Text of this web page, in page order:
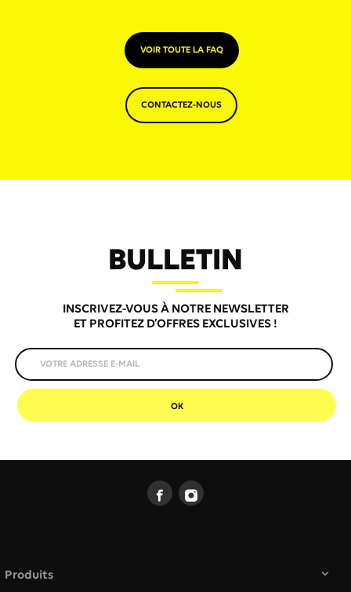
VOIR TOUTE LA FAQ
CONTACTEZ-NOUS
BULLETIN
INSCRIVEZ-VOUS À NOTRE NEWSLETTER
ET PROFITEZ D’OFFRES EXCLUSIVES !
Produits 